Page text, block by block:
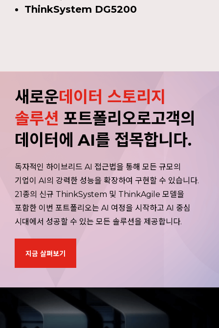
ThinkSystem DG5200
simple, channel friendly
entry-level storage.
ThinkSystem DE4800F (2U24)
ThinkSystem DE4800H (2U12)
ThinkSystem DE4800H (4U60)
ThinkSystem DE4200H (2U12)
ThinkSystem DE4200H (2U24)
ThinkSystem DE Series:
High Throughput Storage
for Block Data
ThinkSystem DE6600F
ThinkSystem DE6400F
ThinkSystem DE6400H
Ready
Hyperconverged Systems.
ThinkAgile V4 Series: accelerated
roll-out & simplified lifecycle.
ThinkAgile HX650 V4
ThinkAgile HX650 V4 Storage
24 port 64G Ready Low Latency
FC Switch
ThinkSystem DB710s
새로운데이터 스토리지
솔루션 포트폴리오로고객의
데이터에 AI를 접목합니다.
독자적인 하이브리드 AI 접근법을 통해 모든 규모의
기업이 AI의 강력한 성능을 확장하여 구현할 수 있습니다.
21종의 신규 ThinkSystem 및 ThinkAgile 모델을
포함한 이번 포트폴리오는 AI 여정을 시작하고 AI 중심
시대에서 성공할 수 있는 모든 솔루션을 제공합니다.
지금 살펴보기